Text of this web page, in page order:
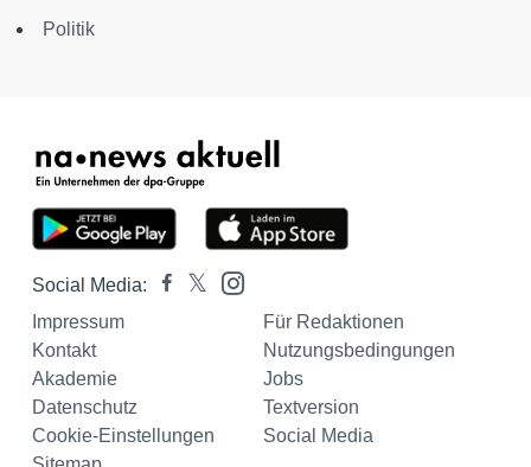
Politik
Social Media:
Impressum
Für Redaktionen
Kontakt
Nutzungsbedingungen
Akademie
Jobs
Datenschutz
Textversion
Cookie-Einstellungen
Social Media